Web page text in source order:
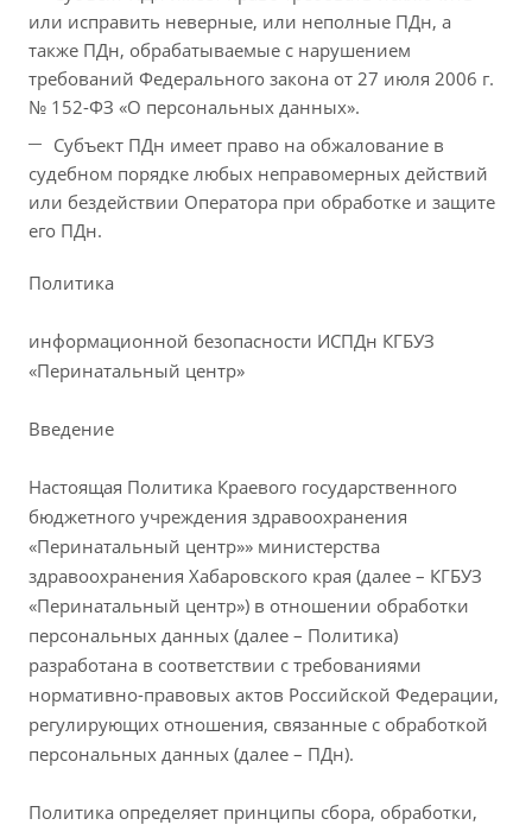
или исправить неверные, или неполные ПДн, а
также ПДн, обрабатываемые с нарушением
требований Федерального закона от 27 июля 2006 г.
№ 152-ФЗ «О персональных данных».
Субъект ПДн имеет право на обжалование в
судебном порядке любых неправомерных действий
или бездействии Оператора при обработке и защите
его ПДн.
Политика
информационной безопасности ИСПДн КГБУЗ
«Перинатальный центр»
Введение
Настоящая Политика Краевого государственного
бюджетного учреждения здравоохранения
«Перинатальный центр»» министерства
здравоохранения Хабаровского края (далее – КГБУЗ
«Перинатальный центр») в отношении обработки
персональных данных (далее – Политика)
разработана в соответствии с требованиями
нормативно-правовых актов Российской Федерации,
регулирующих отношения, связанные с обработкой
персональных данных (далее – ПДн).
Политика определяет принципы сбора, обработки,